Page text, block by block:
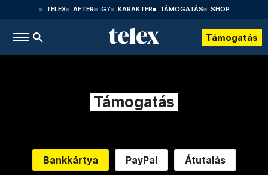
TELEX AFTER G7 KARAKTER TÁMOGATÁS SHOP
Támogatás
Támogatás
Bankkártya PayPal Átutalás